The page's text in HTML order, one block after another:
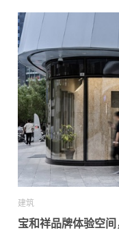
建筑
宝和祥品牌体验空